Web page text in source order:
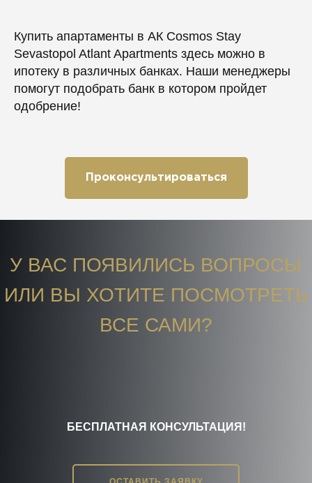
Купить апартаменты в АК Cosmos Stay
Sevastopol Atlant Apartments здесь можно в
ипотеку в различных банках. Наши менеджеры
помогут подобрать банк в котором пройдет
одобрение!
Проконсультироваться
У ВАС ПОЯВИЛИСЬ ВОПРОСЫ
ИЛИ ВЫ ХОТИТЕ ПОСМОТРЕТЬ
ВСЕ САМИ?
БЕСПЛАТНАЯ КОНСУЛЬТАЦИЯ!